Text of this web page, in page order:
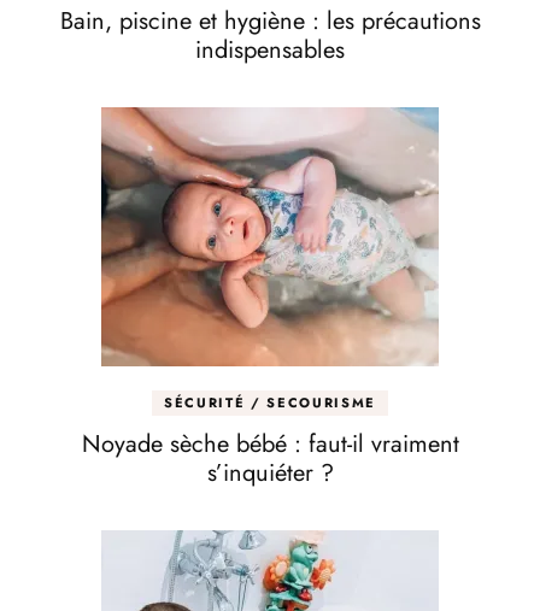
Bain, piscine et hygiène : les précautions
indispensables
SÉCURITÉ / SECOURISME
Noyade sèche bébé : faut-il vraiment
s’inquiéter ?